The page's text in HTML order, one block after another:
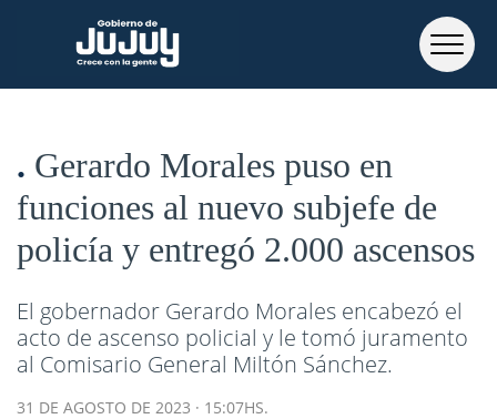
Gerardo Morales puso en
funciones al nuevo subjefe de
policía y entregó 2.000 ascensos
El gobernador Gerardo Morales encabezó el
acto de ascenso policial y le tomó juramento
al Comisario General Miltón Sánchez.
31 DE AGOSTO DE 2023 · 15:07HS.